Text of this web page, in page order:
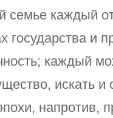
семье каждый
государства и
каждый
искать и
напротив,